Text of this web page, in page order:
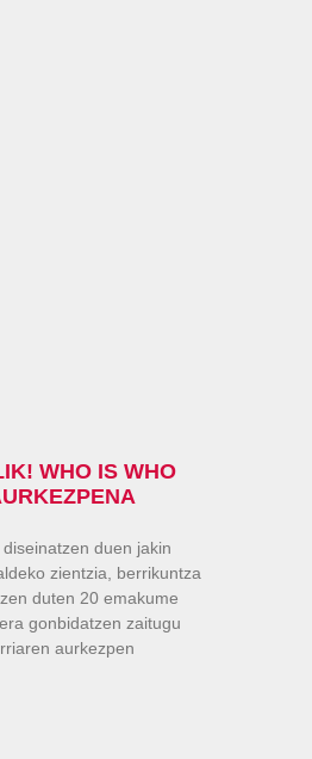
WHO IS WHO
duen jakin
zientzia, berrikuntza
duten 20 emakume
gonbidatzen zaitugu
aurkezpen